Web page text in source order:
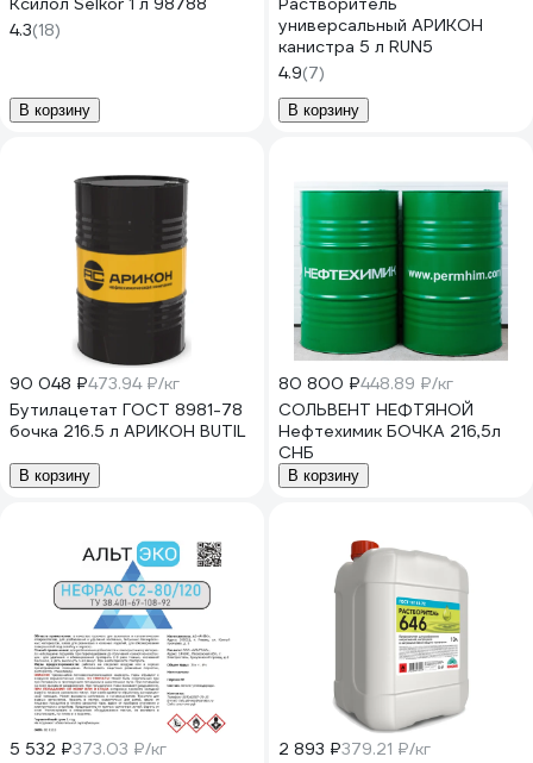
4.3(18)
В корзину
универсальный АРИКОН
канистра 5 л RUN5
4.9(7)
В корзину
90 048 ₽473.94 ₽/кг
Бутилацетат ГОСТ 8981-78
бочка 216.5 л АРИКОН BUTIL
В корзину
80 800 ₽448.89 ₽/кг
СОЛЬВЕНТ НЕФТЯНОЙ
Нефтехимик БОЧКА 216,5л
СНБ
В корзину
5 532 ₽373.03 ₽/кг
2 893 ₽379.21 ₽/кг